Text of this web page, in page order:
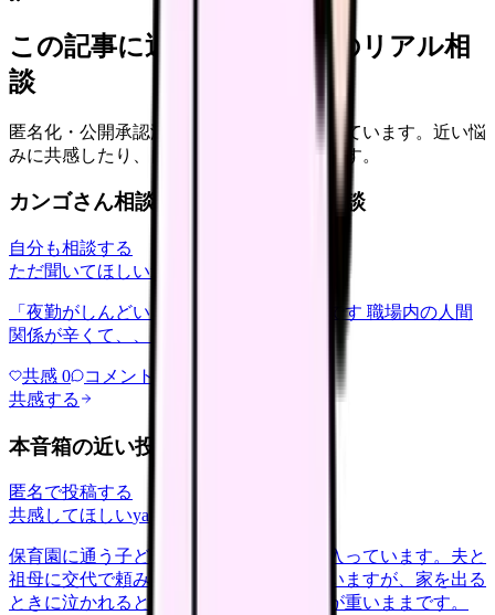
この記事に近い看護師さんのリアル相
談
匿名化・公開承認済みの本音だけを表示しています。近い悩
みに共感したり、自分の状況を投稿できます。
カンゴさん相談室から共有された相談
自分も相談する
ただ聞いてほしい
「夜勤がしんどい」について相談したいです 職場内の人間
関係が辛くて、、、
共感 0 コメント
共感する
本音箱の近い投稿
匿名で投稿する
共感してほしいyakin
保育園に通う子どもを育てながら夜勤に入っています。夫と
祖母に交代で頼みながらなんとか回していますが、家を出る
ときに泣かれると、勤務中ずっと胸の奥が重いままです。